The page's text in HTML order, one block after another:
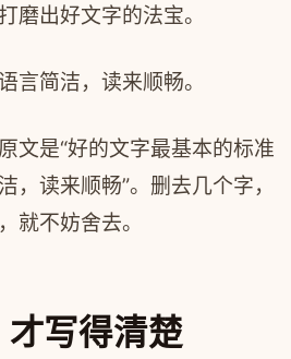
磨出好文字的法宝。
言简洁，读来顺畅。
文是“好的文字最基本的标准
，读来顺畅”。删去几个字，
就不妨舍去。
写得清楚